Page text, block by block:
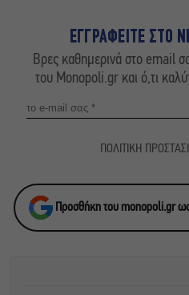
ΕΓΓΡΑΦΕΙΤΕ ΣΤΟ
Βρες καθημερινά στο email
του Monopoli.gr και ό,τι
ΠΟΛΙΤΙΚΗ
Προσθήκη του monopoli.gr ως